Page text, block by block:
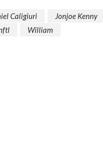
Caligiuri Jonjoe Kenny
William